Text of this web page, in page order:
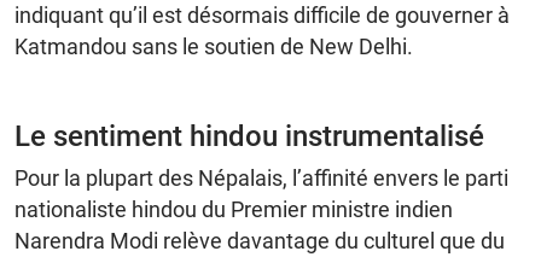
indiquant qu’il est désormais difficile de gouverner à
Katmandou sans le soutien de New Delhi.
Le sentiment hindou instrumentalisé
Pour la plupart des Népalais, l’affinité envers le parti
nationaliste hindou du Premier ministre indien
Narendra Modi relève davantage du culturel que du